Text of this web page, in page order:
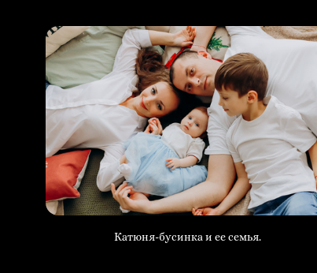
Катюня-бусинка и ее семья.